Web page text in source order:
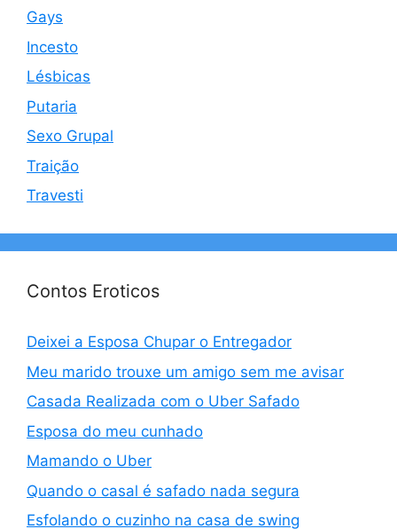
Gays
Incesto
Lésbicas
Putaria
Sexo Grupal
Traição
Travesti
Contos Eroticos
Deixei a Esposa Chupar o Entregador
Meu marido trouxe um amigo sem me avisar
Casada Realizada com o Uber Safado
Esposa do meu cunhado
Mamando o Uber
Quando o casal é safado nada segura
Esfolando o cuzinho na casa de swing